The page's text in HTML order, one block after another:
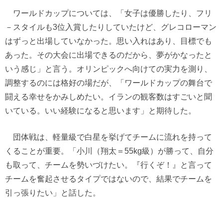
ワールドカップについては、「女子は優勝したり、フリ
－スタイルも3位入賞したりしていたけど、グレコローマン
はずっと出場していなかった。思い入れはあり、目標でも
あった。その大会に出場できるのだから、夢がかなったと
いう感じ」と言う。オリンピックへ向けての実力を測り、
調整するのには格好の場だが、「ワールドカップの舞台で
闘える幸せをかみしめたい。イランの観客数はすごいと聞
いている。いい経験になると思います」と期待した。
団体戦は、軽量級で白星を挙げてチームに流れを持って
くることが重要。「小川（翔太＝55kg級）が勝って、自分
も取って、チームを勢いづけたい。『行くぞ！』と言って
チームを奮起させるタイプではないので、結果でチームを
引っ張りたい」と話した。